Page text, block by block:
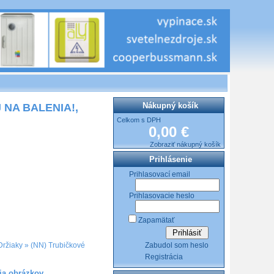
BALENIA!,
» (NN) Trubičkové
Nákupný košík
Celkom s DPH
0,00 €
Zobraziť nákupný košík
Prihlásenie
Prihlasovací email
Prihlasovacie heslo
Zapamätať
Zabudol som heslo
Registrácia